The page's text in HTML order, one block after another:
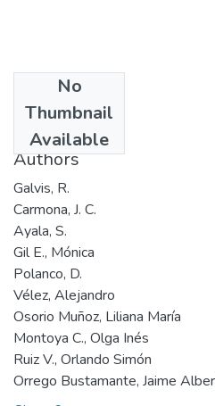
No
Thumbnail
Available
2001
Authors
Galvis, R.
Carmona, J. C.
Ayala, S.
Gil E., Mónica
Polanco, D.
Vélez, Alejandro
Osorio Muñoz, Liliana María
Montoya C., Olga Inés
Ruiz V., Orlando Simón
Orrego Bustamante, Jaime